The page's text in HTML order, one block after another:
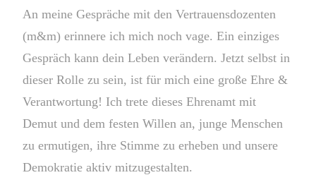
An meine Gespräche mit den Vertrauensdozenten
(m&m) erinnere ich mich noch vage. Ein einziges
Gespräch kann dein Leben verändern. Jetzt selbst in
dieser Rolle zu sein, ist für mich eine große Ehre &
Verantwortung! Ich trete dieses Ehrenamt mit
Demut und dem festen Willen an, junge Menschen
zu ermutigen, ihre Stimme zu erheben und unsere
Demokratie aktiv mitzugestalten.